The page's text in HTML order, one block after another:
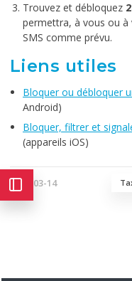
Trouvez et débloquez
permettra, à vous ou à
SMS comme prévu.
Liens utiles
Bloquer ou débloquer
Android)
Bloquer, filtrer et
(appareils iOS)
2025-03-14